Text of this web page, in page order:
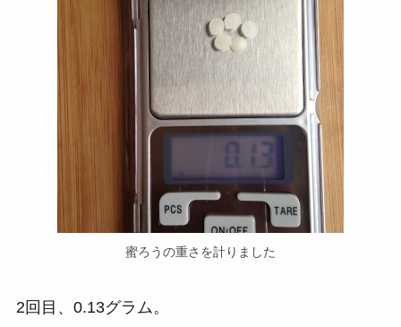
蜜ろうの重さを計りました
2回目、0.13グラム。